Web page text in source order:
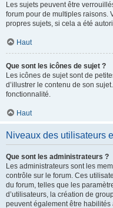
Les sujets peuvent être
forum pour de multiples raisons.
propres sujets, si cela a été
Haut
Que sont les icônes de sujet ?
Les icônes de sujet sont de
d’illustrer le contenu de son
fonctionnalité.
Haut
Niveaux des utilisateurs
Que sont les administrateurs ?
Les administrateurs sont les
contrôle sur le forum. Ces
du forum, telles que les
d’utilisateurs, la création de
peuvent également être habilités